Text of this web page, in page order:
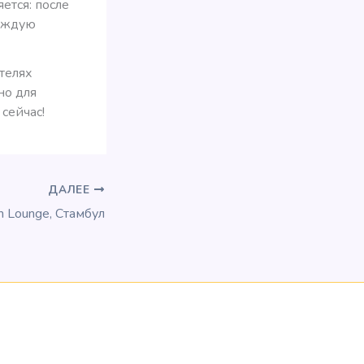
после
для
ДАЛЕЕ
Стамбул